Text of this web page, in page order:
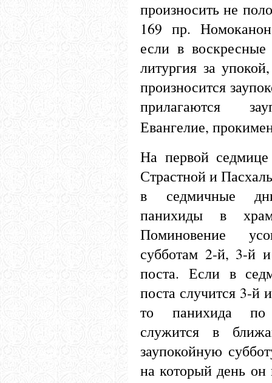
произносить не
169 пр.
если в
литургия за
произносится
прилагаются
Евангелие,
На первой
Страстной и
в седмичные
панихиды в
Поминовение
субботам 2-й, 3-й
поста. Если в
поста случится 3-й
то панихида по
служится в
заупокойную
на который день он